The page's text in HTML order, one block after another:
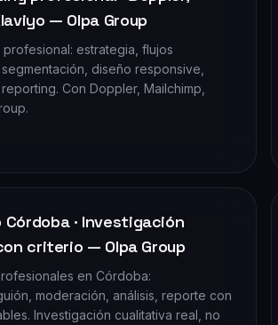
— Olpa Group
profesional: estrategia, flujos
diseño responsive,
Con Doppler, Mailchimp,
Córdoba · Investigación
criterio — Olpa Group
en Córdoba:
moderación, análisis, reporte con
Investigación cualitativa real, no